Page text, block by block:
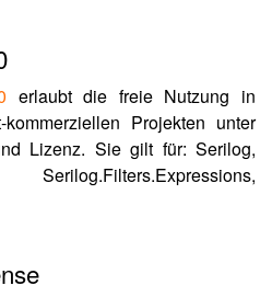
erlaubt die freie Nutzung in
Projekten unter
Lizenz. Sie gilt für: Serilog,